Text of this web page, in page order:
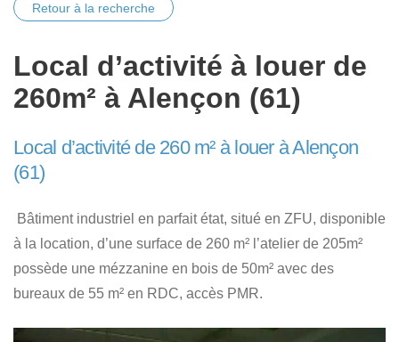
Retour à la recherche
Local d’activité à louer de
260m² à Alençon (61)
Local d’activité de 260 m² à louer à Alençon
(61)
Bâtiment industriel en parfait état, situé en ZFU, disponible
à la location, d’une surface de 260 m² l’atelier de 205m²
possède une mézzanine en bois de 50m² avec des
bureaux de 55 m² en RDC, accès PMR.